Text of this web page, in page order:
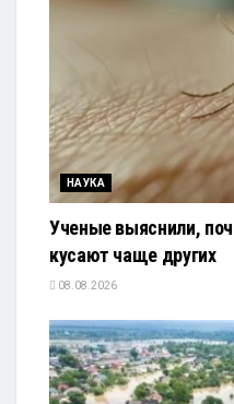
НАУКА
Ученые выяснили,
кусают чаще других
08.08.2026